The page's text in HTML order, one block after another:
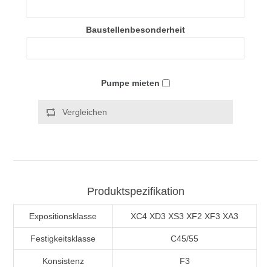
Baustellenbesonderheit
Pumpe mieten
Vergleichen
Produktspezifikation
Expositionsklasse XC4 XD3 XS3 XF2 XF3 XA3
Festigkeitsklasse C45/55
Konsistenz F3